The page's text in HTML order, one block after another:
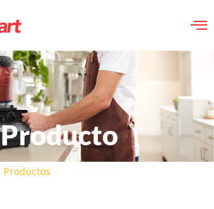
Producto
Productos